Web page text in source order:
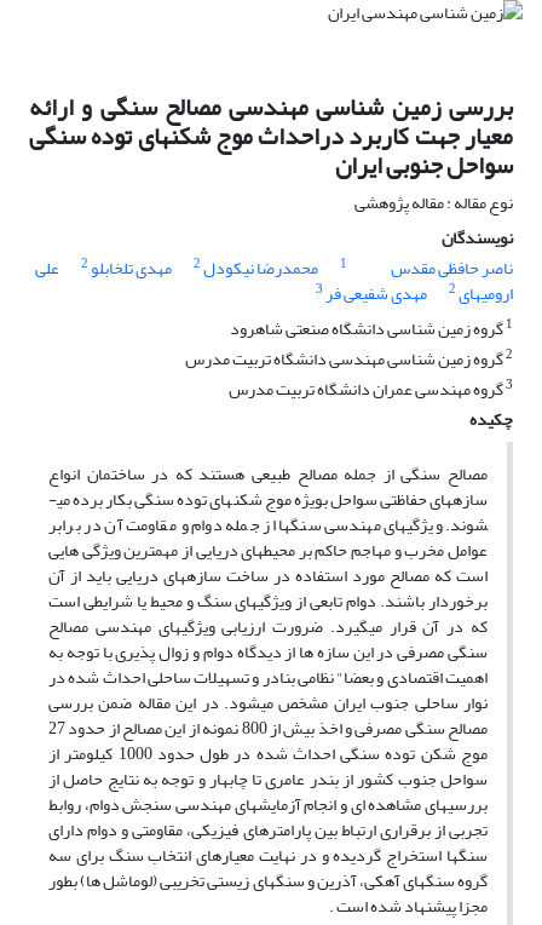
بررسی زمین شناسی مهندسی مصالح سنگی و ارائه
معیار جهت کاربرد دراحداث موج شکنهای توده سنگی
سواحل جنوبی ایران
نوع مقاله : مقاله پژوهشی
نویسندگان
ناصر حافظی مقدس
1 محمدرضا نیکودل2 مهدی تلخابلو2 علی
ارومیه­ای2 مهدی شفیعی فر3
1گروه زمین شناسی دانشگاه صنعتی شاهرود
2گروه زمین شناسی مهندسی دانشگاه تربیت مدرس
3گروه مهندسی عمران دانشگاه تربیت مدرس
چکیده
مصالح سنگی از جمله مصالح طبیعی هستند که در ساختمان انواع
سازه­های حفاظتی سواحل بویژه موج شکنهای توده سنگی بکار برده می­
شوند. ویژگی­های مهندسی سنگها از جمله دوام و مقاومت آن در برابر
عوامل مخرب و مهاجم حاکم بر محیط­های دریایی از مهمترین ویژگی هایی
است که مصالح مورد استفاده در ساخت سازه­های دریایی باید از آن
برخوردار باشند. دوام تابعی از ویژگی­های سنگ و محیط یا شرایطی است
که در آن قرار می­گیرد. ضرورت ارزیابی ویژگی­های مهندسی مصالح
سنگی مصرفی در این سازه ها از دیدگاه دوام و زوال پذیری با توجه به
اهمیت اقتصادی و بعضا" نظامی بنادر و تسهیلات ساحلی احداث شده در
نوار ساحلی جنوب ایران مشخص می­شود. در این مقاله ضمن بررسی
مصالح سنگی مصرفی و اخذ بیش از 800 نمونه از این مصالح از حدود 27
موج شکن توده سنگی احداث شده در طول حدود 1000 کیلومتر از
سواحل جنوب کشور از بندر عامری تا چابهار و توجه به نتایج حاصل از
بررسیهای مشاهده ای و انجام آزمایش­های مهندسی سنجش دوام، روابط
تجربی از برقراری ارتباط بین پارامترهای فیزیکی، مقاومتی و دوام دارای
سنگها استخراج گردیده و در نهایت معیارهای انتخاب سنگ برای سه
گروه سنگ­های آهکی، آذرین و سنگ­های زیستی تخریبی (لوماشل ها) بطور
مجزا پیشنهاد شده است .